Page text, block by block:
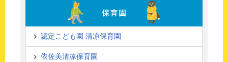
認定こども園 清凉保育園
依佐美清凉保育園